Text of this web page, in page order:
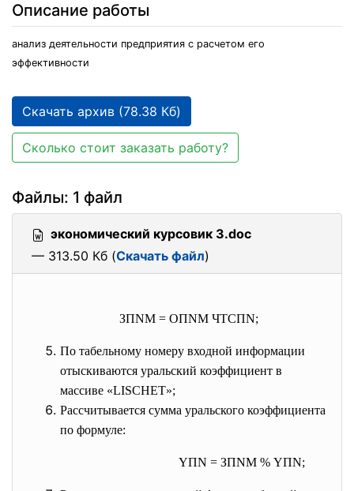
Описание работы
анализ деятельности предприятия с расчетом его
эффективности
Скачать архив (78.38 Кб)
Сколько стоит заказать работу?
Файлы: 1 файл
экономический курсовик 3.doc
— 313.50 Кб (Скачать файл)
ЗПNМ = ОПNМ ЧТСПN;
По табельному номеру входной информации
отыскиваются уральский коэффициент в
массиве «LISCHET»;
Рассчитывается сумма уральского коэффициента
по формуле:
YПN = ЗПNМ % YПN;